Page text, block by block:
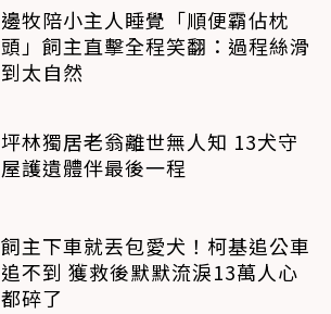
邊牧陪小主人睡覺「順便霸佔枕
頭」飼主直擊全程笑翻：過程絲滑
到太自然
坪林獨居老翁離世無人知 13犬守
屋護遺體伴最後一程
飼主下車就丟包愛犬！柯基追公車
追不到 獲救後默默流淚13萬人心
都碎了